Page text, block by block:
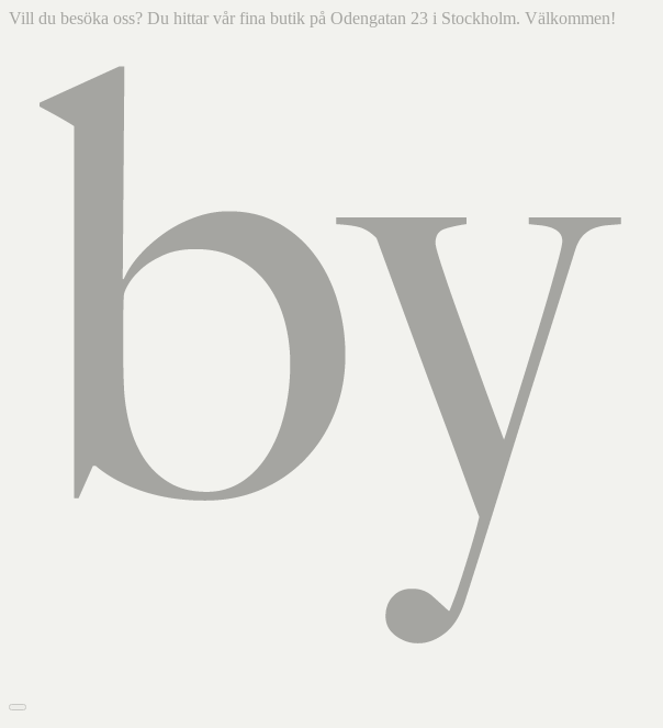
Vill du besöka oss? Du hittar vår fina butik på Odengatan 23 i Stockholm. Välkommen!